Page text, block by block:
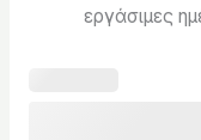
εργάσιμες